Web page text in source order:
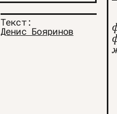
Текст:
Денис Бояринов